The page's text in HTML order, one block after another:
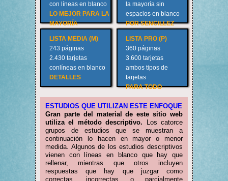
con líneas en blanco
LO MEJOR PARA LA
MAYORÍA
la mayoría sin
espacios en blanco
POR SENCILLEZ
LISTA MEDIA (M)
243 páginas
2.430 tarjetas
con líneas en blanco
DETALLES
LISTA PRO (P)
360 páginas
3.600 tarjetas
ambos tipos de
tarjetas
PARA TODO
ESTUDIOS QUE UTILIZAN ESTE ENFOQUE
Gran parte del material de este sitio web
utiliza el método descriptivo.
Los catorce
grupos de estudios que se muestran a
continuación lo hacen en mayor o menor
medida. Algunos de los estudios descriptivos
vienen con líneas en blanco que hay que
rellenar, mientras que otros incluyen
respuestas que hay que juzgar como
correctas, incorrectas o parcialmente